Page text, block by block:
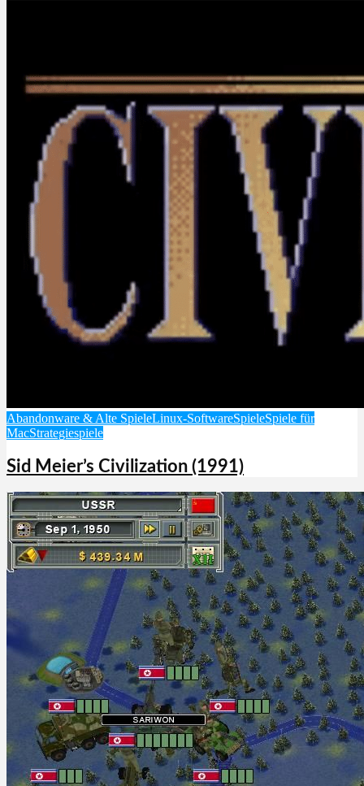
Abandonware & Alte SpieleLinux-SoftwareSpieleSpiele für
MacStrategiespiele
Sid Meier’s Civilization (1991)